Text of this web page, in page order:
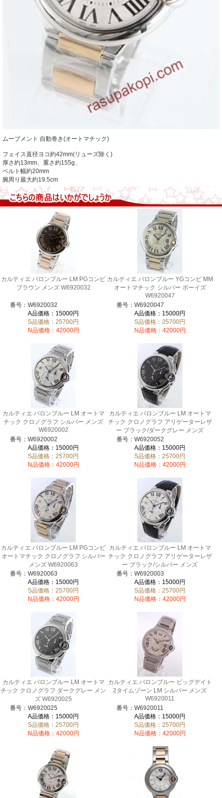
ムーブメント 自動巻き(オートマチック)
フェイス直径ヨコ約42mm(リューズ除く)
厚さ約13mm、重さ約155g、
ベルト幅約20mm
腕周り最大約19.5cm
カルティエ バロンブルー LM PGコンビ
ブラウン メンズ W6920032
番号：W6920032
A品価格：15000円
S品価格：25700円
N品価格：42000円
カルティエ バロンブルー YGコンビ MM
オートマチック シルバー ボーイズ
W6920047
番号：W6920047
A品価格：15000円
S品価格：25700円
N品価格：42000円
カルティエ バロンブルー LM オートマ
チック クロノグラフ シルバー メンズ
W6920002
番号：W6920002
A品価格：15000円
S品価格：25700円
N品価格：42000円
カルティエ バロンブルー LM オートマ
チック クロノグラフ アリゲーターレザ
ー ブラック/ダークグレー メンズ
W6920052
番号：W6920052
A品価格：15000円
S品価格：25700円
N品価格：42000円
カルティエ バロンブルー LM PGコンビ
オートマチック クロノグラフ シルバー
メンズ W6920063
番号：W6920063
A品価格：15000円
S品価格：25700円
N品価格：42000円
カルティエ バロンブルー LM オートマ
チック クロノグラフ アリゲーターレザ
ー ブラック/シルバー メンズ
W6920003
番号：W6920003
A品価格：15000円
S品価格：25700円
N品価格：42000円
カルティエ バロンブルー LM オートマ
チック クロノグラフ ダークグレー メン
ズ W6920025
番号：W6920025
A品価格：15000円
S品価格：25700円
N品価格：42000円
カルティエ バロンブルー ビッグデイト
2タイムゾーン LM シルバー メンズ
W6920011
番号：W6920011
A品価格：15000円
S品価格：25700円
N品価格：42000円